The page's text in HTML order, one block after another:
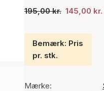
195,00 kr. 145,00 kr.
Bemærk: Pris
pr. stk.
Mærke: